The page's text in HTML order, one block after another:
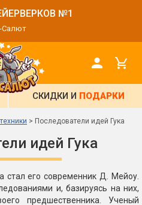
№1
Салют
СКИДКИ И ПОДАРКИ
Последователи идей Гука
идей Гука
стал его современник Д. Мейоу.
и, базируясь на них,
предшественника. Ученый